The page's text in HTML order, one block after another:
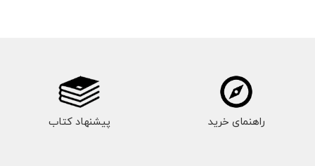
راهنمای خرید پیشنهاد کتاب